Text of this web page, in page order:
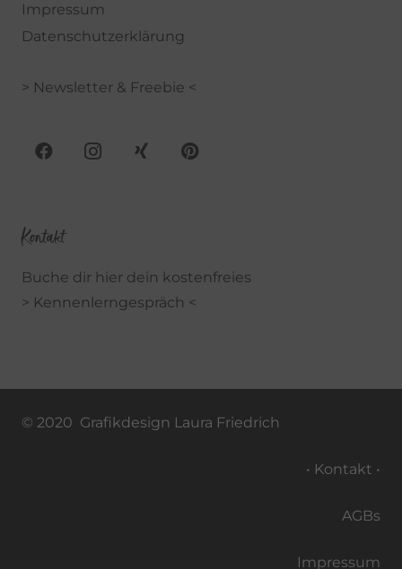
Impressum
Datenschutzerklärung
> Newsletter & Freebie <
Kontakt
Buche dir hier dein kostenfreies
> Kennenlerngespräch <
© 2020 Grafikdesign Laura Friedrich
• Kontakt •
AGBs
Impressum